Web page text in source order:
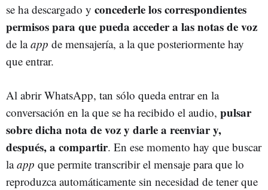
se ha descargado y concederle los correspondientes
permisos para que pueda acceder a las notas de voz
de laapp de mensajería, a la que posteriormente hay
que entrar.
Al abrir WhatsApp, tan sólo queda entrar en la
conversación en la que se ha recibido el audio, pulsar
sobre dicha nota de voz y darle a reenviar y,
después, a compartir. En ese momento hay que buscar
laapp que permite transcribir el mensaje para que lo
reproduzca automáticamente sin necesidad de tener que